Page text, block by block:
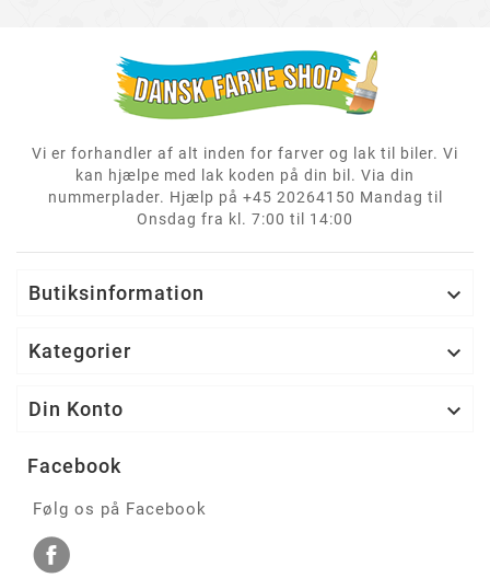
Vi er forhandler af alt inden for farver og lak til biler. Vi
kan hjælpe med lak koden på din bil. Via din
nummerplader. Hjælp på +45 20264150 Mandag til
Onsdag fra kl. 7:00 til 14:00
Butiksinformation 
Kategorier 
Din Konto 
Facebook
Følg os på Facebook